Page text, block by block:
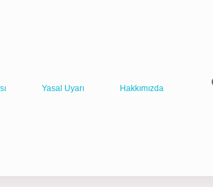
Yasal Uyarı Hakkımızda